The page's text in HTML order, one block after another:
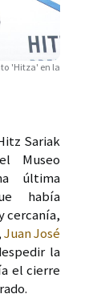
'Hitza' en la
Sariak
Museo
última
había
cercanía,
Juan José
la
el cierre